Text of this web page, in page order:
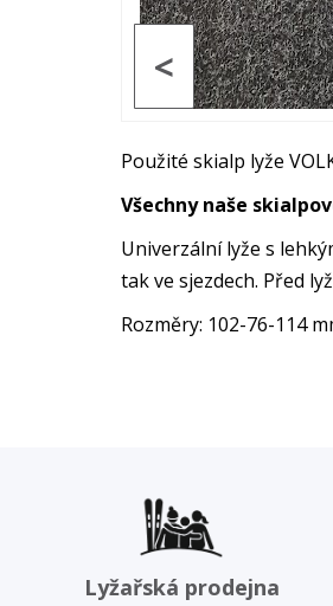
<
Použité skialp lyže
Všechny naše
Univerzální lyže s
tak ve sjezdech. Před
Rozměry: 102-76-114
Lyžařská prodejna